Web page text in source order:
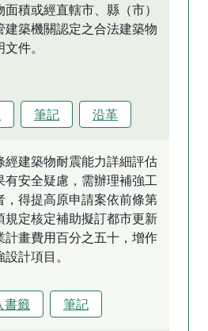
面積或經直轄市、縣（市）
建築機關認定之合法建築物
件。
筆記 沿革
經建築物耐震能力詳細評估
有安全疑慮，需辦理補強工
，得提高原申請案依前條第
規定核定補助擬訂都市更新
計畫費用百分之五十，增作
計項目。
書籤 筆記